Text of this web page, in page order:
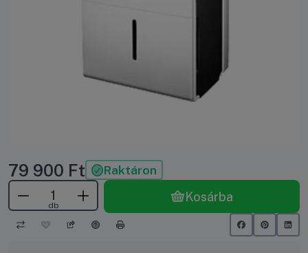
79 900 Ft Raktáron
db
Kosárba